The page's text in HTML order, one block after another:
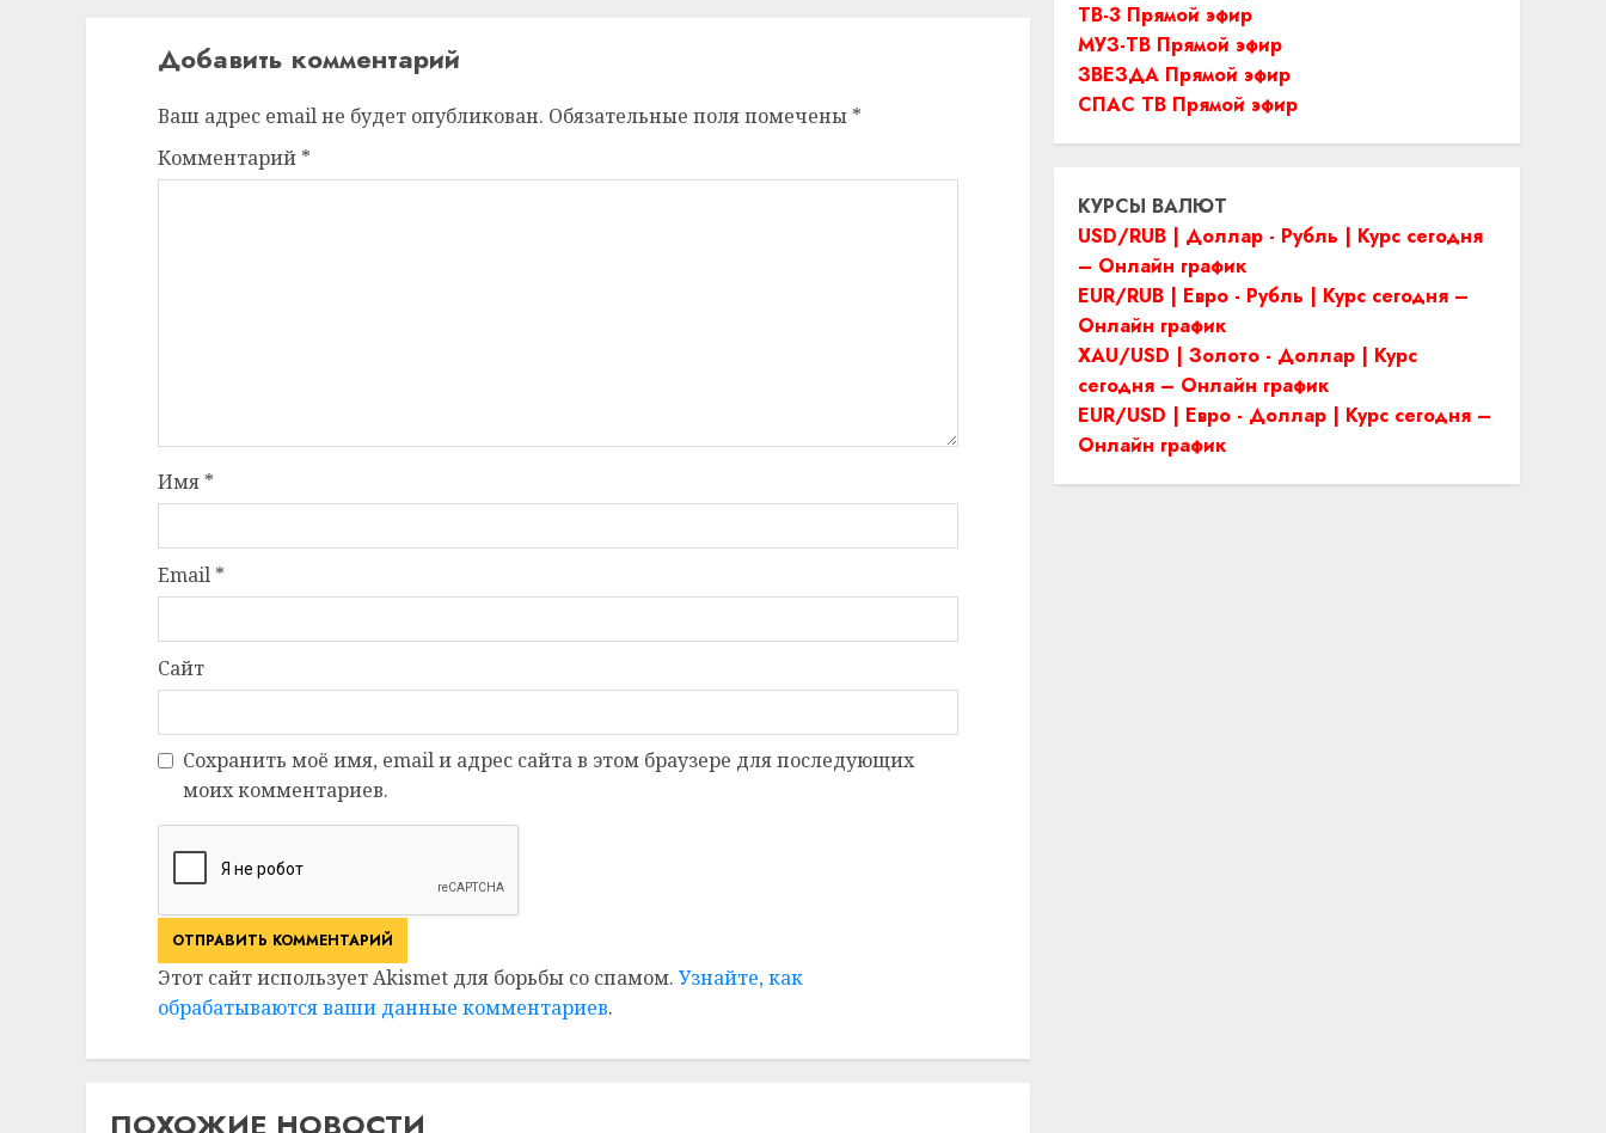
Добавить комментарий
Ваш адрес email не будет опубликован. Обязательные поля помечены *
Комментарий *
Имя *
Email *
Сайт
Сохранить моё имя, email и адрес сайта в этом браузере для последующих
моих комментариев.
Этот сайт использует Akismet для борьбы со спамом. Узнайте, как
обрабатываются ваши данные комментариев.
ТВ-3 Прямой эфир
МУЗ-ТВ Прямой эфир
ЗВЕЗДА Прямой эфир
СПАС ТВ Прямой эфир
КУРСЫ ВАЛЮТ
USD/RUB | Доллар - Рубль | Курс сегодня
– Онлайн график
EUR/RUB | Евро - Рубль | Курс сегодня –
Онлайн график
XAU/USD | Золото - Доллар | Курс
сегодня – Онлайн график
EUR/USD | Евро - Доллар | Курс сегодня –
Онлайн график